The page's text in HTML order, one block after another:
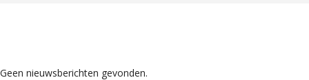
Geen nieuwsberichten gevonden.